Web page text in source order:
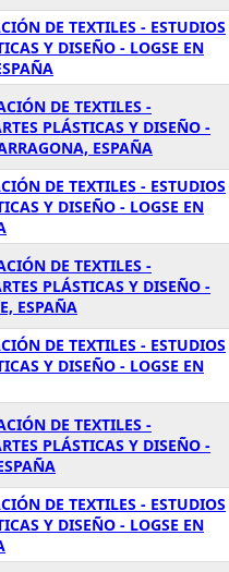
DE TEXTILES - ESTUDIOS
Y DISEÑO - LOGSE EN
DE TEXTILES -
PLÁSTICAS Y DISEÑO -
ESPAÑA
DE TEXTILES - ESTUDIOS
Y DISEÑO - LOGSE EN
DE TEXTILES -
PLÁSTICAS Y DISEÑO -
ESPAÑA
DE TEXTILES - ESTUDIOS
Y DISEÑO - LOGSE EN
DE TEXTILES -
PLÁSTICAS Y DISEÑO -
DE TEXTILES - ESTUDIOS
Y DISEÑO - LOGSE EN